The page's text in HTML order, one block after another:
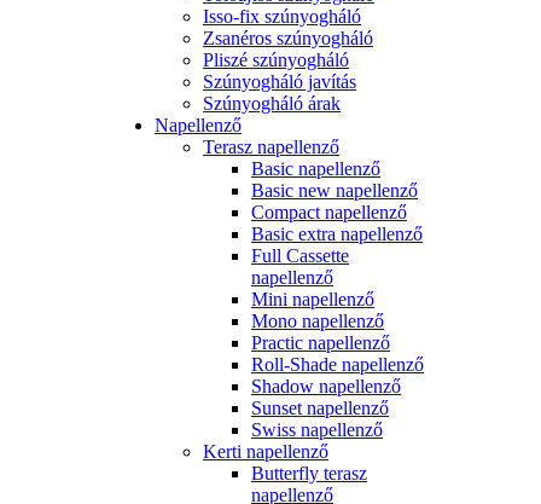
Isso-fix szúnyogháló
Zsanéros szúnyogháló
Pliszé szúnyogháló
Szúnyogháló javítás
Szúnyogháló árak
Napellenző
Terasz napellenző
Basic napellenző
Basic new napellenző
Compact napellenző
Basic extra napellenző
Full Cassette
napellenző
Mini napellenző
Mono napellenző
Practic napellenző
Roll-Shade napellenző
Shadow napellenző
Sunset napellenző
Swiss napellenző
Kerti napellenző
Butterfly terasz
napellenző